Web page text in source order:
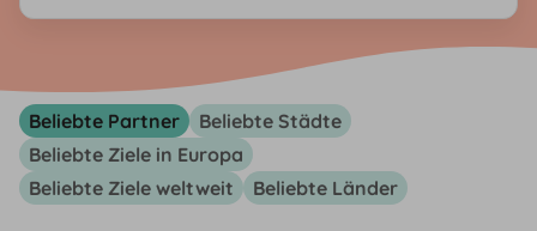
Nach Klick des Bestätigungslinks erhältst du eine zweite E-Mail
mit dem Rabatt-Gutscheincode.
Beliebte Partner
Beliebte Städte
Beliebte Ziele in Europa
Beliebte Ziele weltweit
Beliebte Länder